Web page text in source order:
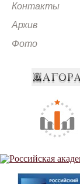
Контакты
Архив
Фото